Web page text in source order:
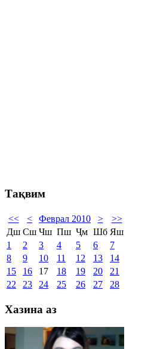
Тақвим
<< < Феврал 2010 >
>>
Дш Сш Чш Пш Ҷм Шб Яш
1
2 3 4 5 6
7
8
9 10 11 12 13
14
15
16 17 18 19 20
21
22
23 24 25 26 27 28
Хазина аз